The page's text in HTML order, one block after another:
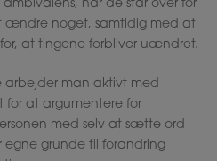
når de står over for
ændre noget, samtidig med at
at tingene forbliver uændret.
arbejder man aktivt med
for at argumentere for
med selv at sætte ord
egne grunde til forandring